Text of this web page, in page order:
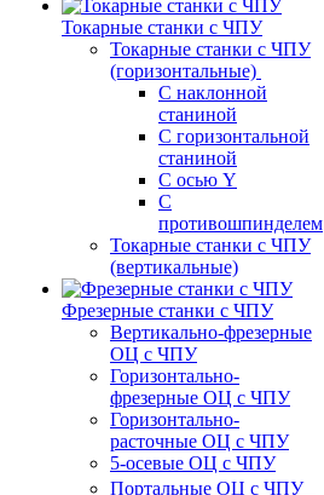
Токарные станки с ЧПУ
Токарные станки с ЧПУ
(горизонтальные)
С наклонной
станиной
С горизонтальной
станиной
С осью Y
С
противошпинделем
Токарные станки с ЧПУ
(вертикальные)
Фрезерные станки с ЧПУ
Вертикально-фрезерные
ОЦ с ЧПУ
Горизонтально-
фрезерные ОЦ с ЧПУ
Горизонтально-
расточные ОЦ с ЧПУ
5-осевые ОЦ с ЧПУ
Портальные ОЦ с ЧПУ